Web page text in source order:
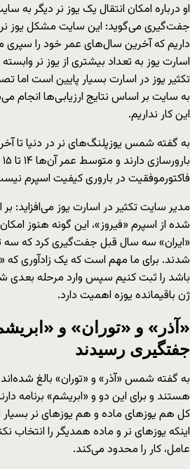
او درباره امکان انتقال یک یوز نر دیگر به
داریم که آخرین سال‌های عمر خود را
اسارت یوز به تعداد بیشتری از یوز نر
تکثیر یوز در اسارت بسیار پایین است اما
به سایت بر اساس نتایج ارزیابی‌ها انجام
این کار نداریم.
به گفته شمس یوزپلنگ‌های نر در دنیا تا
فاکتورموفقیت در باروری کیفیت اسپرم
مدیر سایت تکثیر در اسارت یوز می‌افزاید:
شده از اسپرم «فیروز»، این گونه هنوز امکان
«ایران» سه سال قبل جفت‌گیری کرد که سه
شدند. برای ما مهم است که یک زادآوری که
باشد را ثبت کنیم سپس وارد مرحله بعدی
ژن باقیمانده یوزه اهمیت دارد.
«آذر» و «توران» و
جفتگیری رسیدند
به گفته شمس «آذر» و «توران» بالغ
هستند و برای این دو و «ابریشم» برنامه
کل هم یوزهای ماده و هم یوزهای نر بسیار
اینکه یوزهای نر و ماده همدیگر را انتخاب
عامل، کار را محدود می‌کند.